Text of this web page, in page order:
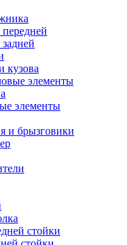
кузова
элементы
элементы
и брызговики
стойки